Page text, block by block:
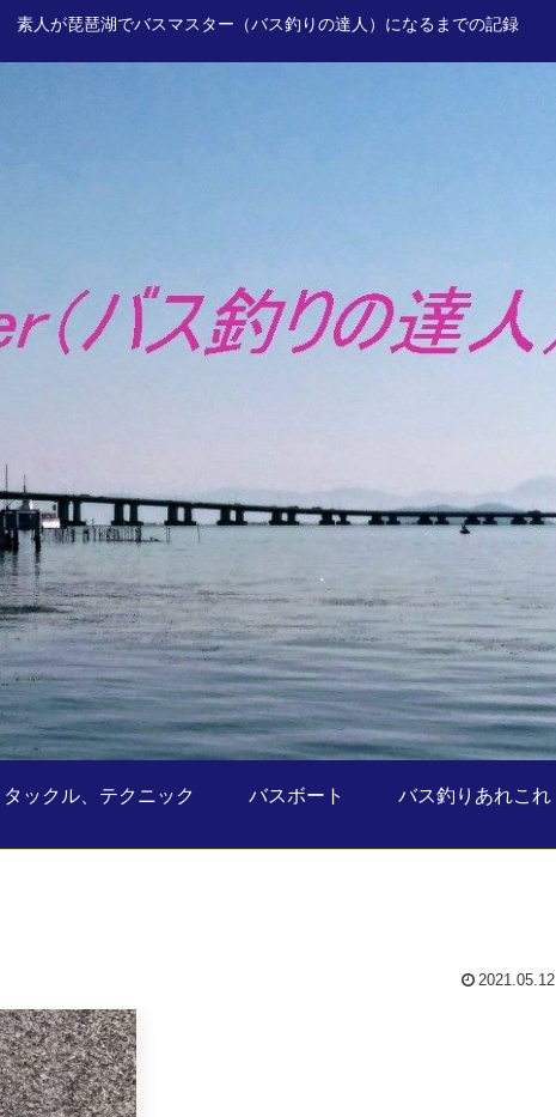
素人が琵琶湖でバスマスター（バス釣りの達人）になるまでの記録
タックル、テクニック バスボート バス釣りあれこれ
2021.05.12